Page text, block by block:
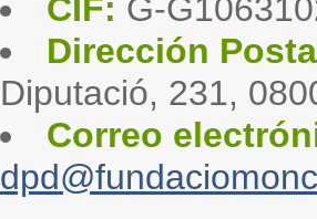
CIF: G-
Dirección
Diputació, 231,
Correo